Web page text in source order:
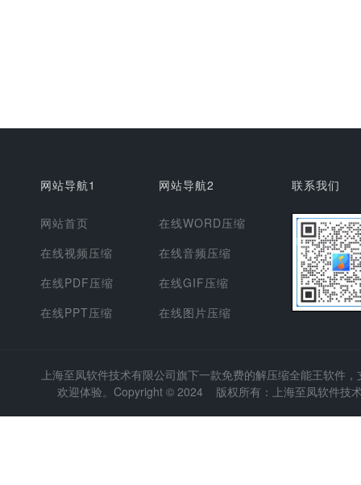
网站导航1
网站首页
在线视频压缩
在线PDF压缩
在线PPT压缩
网站导航2
在线WORD压缩
在线音频压缩
在线GIF压缩
在线图片压缩
联系我们
上海至凤软件技术有限公司旗下一款免费的解压缩全能王软件
欢迎体验。Copyright © 2024 版权所有：上海至凤软件技